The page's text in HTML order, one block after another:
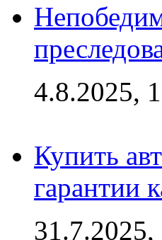
4.8.2025,
Купить
гарантии
31.7.2025,